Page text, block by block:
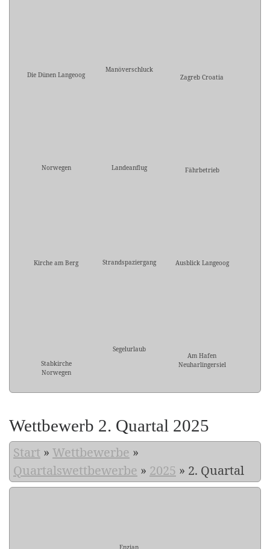
Die Dünen Langeoog
Manöverschluck
Zagreb Croatia
Norwegen Landeanflug Fährbetrieb
Kirche am Berg Strandspaziergang Ausblick Langeoog
Stabkirche
Norwegen
Segelurlaub
Am Hafen
Neuharlingersiel
Wettbewerb 2. Quartal 2025
Start » Wettbewerbe »
Quartalswettbewerbe » 2025 » 2. Quartal
Enzian